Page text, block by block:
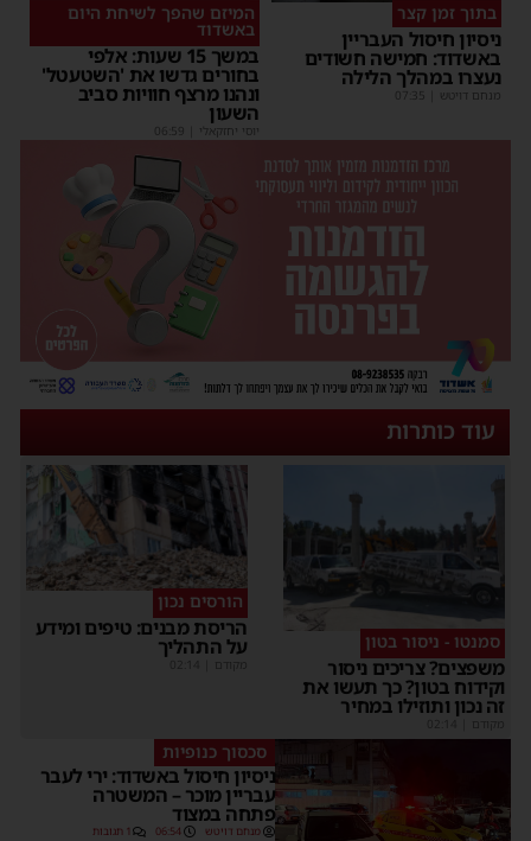
בתוך זמן קצר
ניסיון חיסול העבריין
באשדוד: חמישה חשודים
נעצרו במהלך הלילה
מנחם דויטש 07:35
המיזם שהפך לשיחת היום
באשדוד
במשך 15 שעות: אלפי
בחורים גדשו את 'השטעטל'
ונהנו מרצף חוויות סביב
השעון
יוסי יחזקאלי 06:59
עוד כותרות
סמנטו - ניסור בטון
משפצים? צריכים ניסור
וקידוח בטון? כך תעשו את
זה נכון ותוזילו במחיר
מקודם
הורסים נכון
הריסת מבנים: טיפים ומידע
על התהליך
מקודם
סכסוך כנופיות
ניסיון חיסול באשדוד: ירי לעבר
עבריין מוכר – המשטרה
פתחה במצוד
מנחם דויטש 06:54 1 תגובות